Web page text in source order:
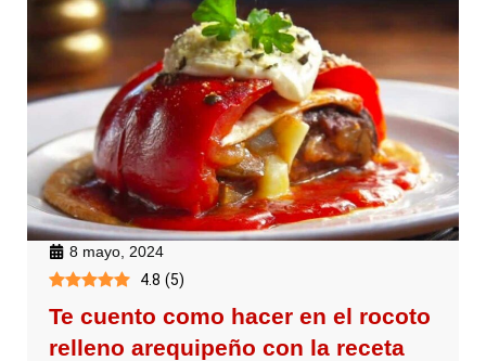
8 mayo, 2024
4.8 (5)
Te cuento como hacer en el rocoto
relleno arequipeño con la receta